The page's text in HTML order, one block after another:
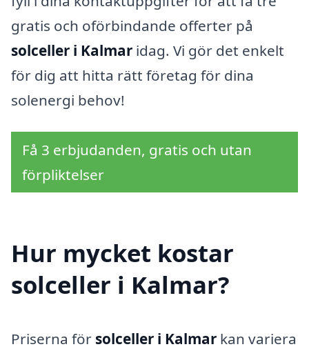
gratis och oförbindande offerter på
solceller i Kalmar idag. Vi gör det enkelt
för dig att hitta rätt företag för dina
solenergi behov!
Få 3 erbjudanden, gratis och utan
förpliktelser
Hur mycket kostar
solceller i Kalmar?
Priserna för solceller i Kalmar kan variera